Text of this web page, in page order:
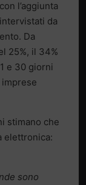
l’aggiunta
da
Da
25%, il 34%
e 30 giorni
stimano che
elettronica:
sono